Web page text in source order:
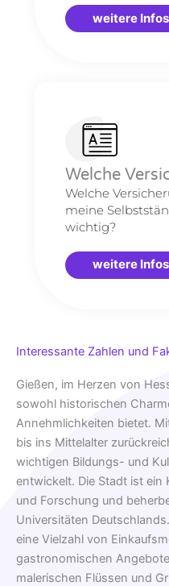
weitere Infos
Welche
Welche
meine
wichtig?
weitere Infos
Interessante Zahlen und
Gießen, im Herzen von
sowohl historischen
Annehmlichkeiten bietet.
bis ins Mittelalter
wichtigen Bildungs- und
entwickelt. Die Stadt ist
und Forschung und
Universitäten
eine Vielzahl von
gastronomischen
malerischen Flüssen und